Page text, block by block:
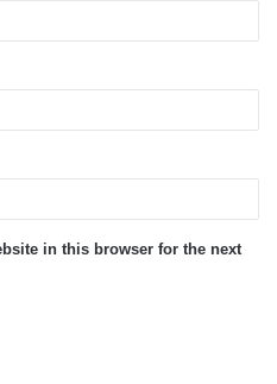
in this browser for the next